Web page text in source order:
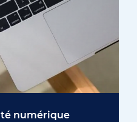
numérique